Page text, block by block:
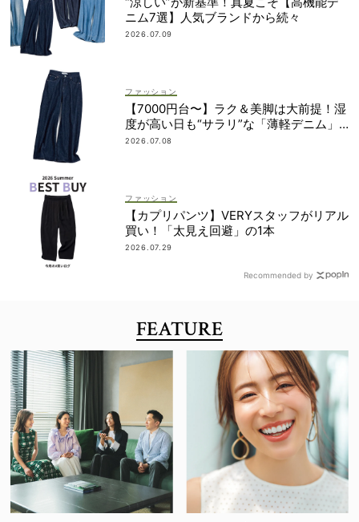
ニム7選】人気ブランドから続々
2026.07.09
ファッション
【7000円台〜】ラク＆美脚は大前提！湿
度が高い日も“サラリ”な「薄軽デニム」3
選
2026.07.08
ファッション
【カプリパンツ】VERYスタッフがリアル
買い！「太見え回避」の1本
2026.07.29
Recommended by
FEATURE